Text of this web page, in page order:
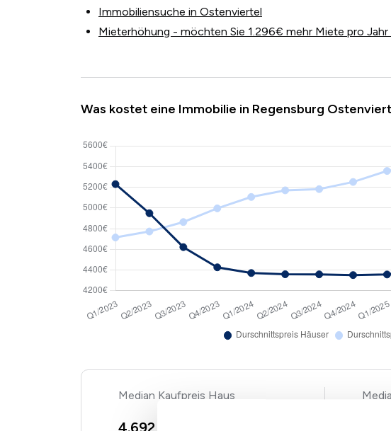
Immobiliensuche in Ostenviertel
Mieterhöhung - möchten Sie 1.296€ mehr Miete pro Jahr
Was kostet eine Immobilie in Regensburg
Kaufpreis Haus
4.692 €/m